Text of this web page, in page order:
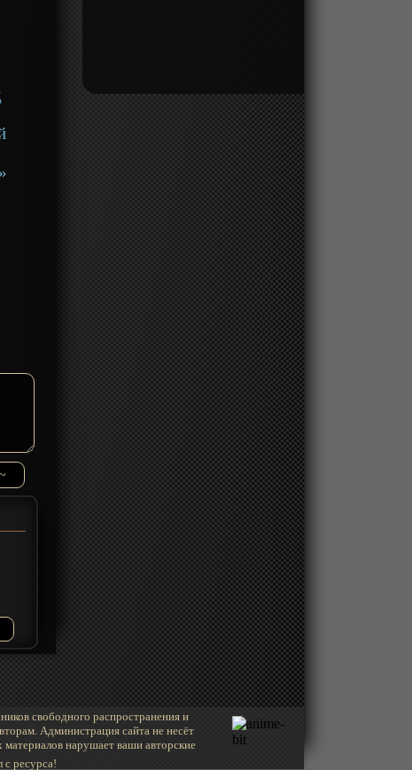
свободного распространения и
Администрация сайта не несёт
материалов нарушает ваши авторские
ресурса!